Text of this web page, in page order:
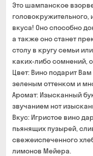
Срок доставки — до
*на время доставки
Оплата:
наличными
банковской
наличными в
банковской
Это шампанское
головокружительного,
вкуса! Оно способно
а также оно станет
столу в кругу семьи
каких-либо сомнений,
Цвет: Вино подарит
зеленым оттенком и
Аромат: Изысканный
звучанием нот
Вкус: Игристое вино
пьянящих пузырей,
свежеиспеченного
лимонов Мейера.